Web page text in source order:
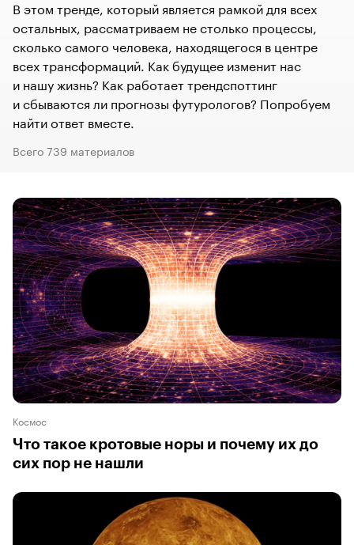
В этом тренде, который является рамкой для всех
остальных, рассматриваем не столько процессы,
сколько самого человека, находящегося в центре
всех трансформаций. Как будущее изменит нас
и нашу жизнь? Как работает трендспоттинг
и сбываются ли прогнозы футурологов? Попробуем
найти ответ вместе.
Всего 739 материалов
Космос
Что такое кротовые норы и почему их до
сих пор не нашли